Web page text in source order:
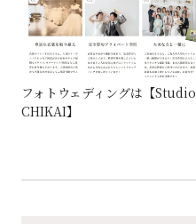
フォトウェディングは【Studio
CHIKAI】